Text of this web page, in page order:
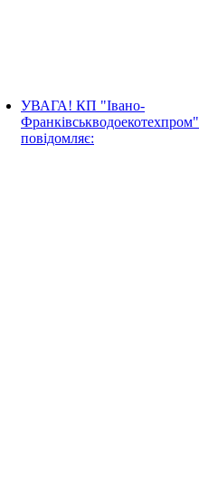
УВАГА! КП "Івано-
Франківськводоекотехпром"
повідомляє: